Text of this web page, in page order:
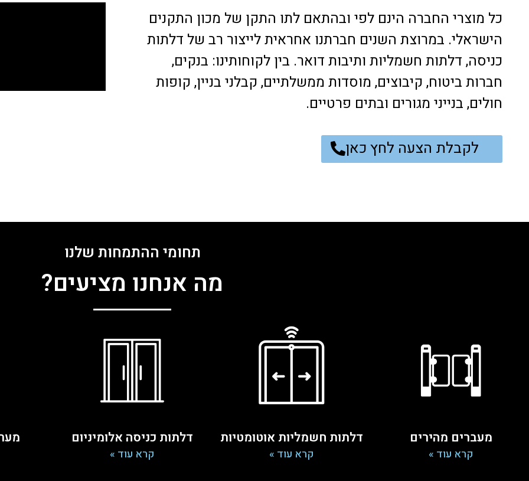
כל מוצרי החברה הינם לפי ובהתאם לתו התקן של מכון התקנים
הישראלי. במרוצת השנים חברתנו אחראית לייצור רב של דלתות
כניסה, דלתות חשמליות ותיבות דואר. בין לקוחותינו: בנקים,
חברות ביטוח, קיבוצים, מוסדות ממשלתיים, קבלני בניין, קופות
חולים, בנייני מגורים ובתים פרטיים.
לקבלת הצעה לחץ כאן
תחומי ההתמחות שלנו
מה אנחנו מציעים?
מעברים מהירים
קרא עוד »
דלתות חשמליות אוטומטיות
קרא עוד »
דלתות כניסה אלומיניום
קרא עוד »